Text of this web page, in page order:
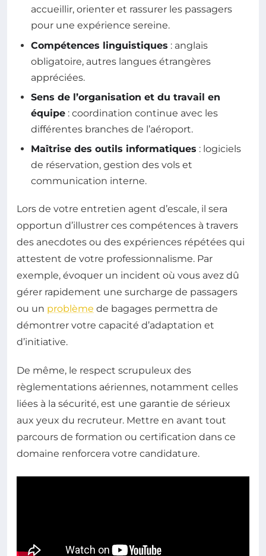
accueillir, orienter et rassurer les passagers
pour une expérience sereine.
Compétences linguistiques : anglais
obligatoire, autres langues étrangères
appréciées.
Sens de l’organisation et du travail en
équipe : coordination continue avec les
différentes branches de l’aéroport.
Maîtrise des outils informatiques : logiciels
de réservation, gestion des vols et
communication interne.
Lors de votre entretien agent d’escale, il sera
opportun d’illustrer ces compétences à travers
des anecdotes ou des expériences répétées qui
attestent de votre professionnalisme. Par
exemple, évoquer un incident où vous avez dû
gérer rapidement une surcharge de passagers
ou un problème de bagages permettra de
démontrer votre capacité d’adaptation et
d’initiative.
De même, le respect scrupuleux des
règlementations aériennes, notamment celles
liées à la sécurité, est une garantie de sérieux
aux yeux du recruteur. Mettre en avant tout
parcours de formation ou certification dans ce
domaine renforcera votre candidature.